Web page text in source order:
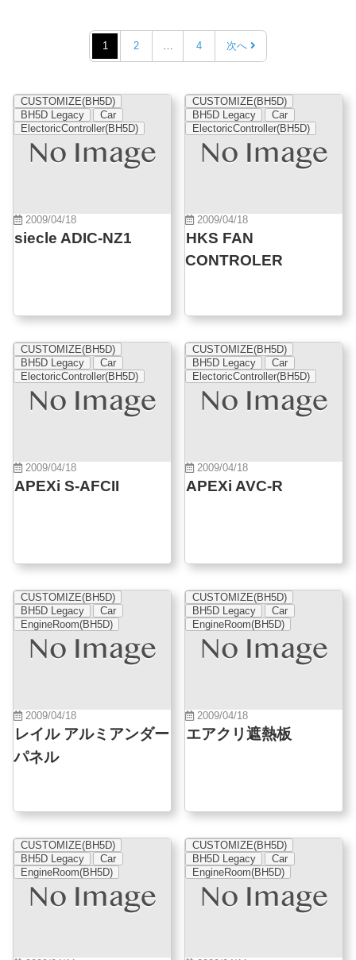
1 2 … 4 次へ
CUSTOMIZE(BH5D)
BH5D Legacy
Car
ElectoricController(BH5D)
2009/04/18
siecle ADIC-NZ1
CUSTOMIZE(BH5D)
BH5D Legacy
Car
ElectoricController(BH5D)
2009/04/18
HKS FAN
CONTROLER
CUSTOMIZE(BH5D)
BH5D Legacy
Car
ElectoricController(BH5D)
2009/04/18
APEXi S-AFCII
CUSTOMIZE(BH5D)
BH5D Legacy
Car
ElectoricController(BH5D)
2009/04/18
APEXi AVC-R
CUSTOMIZE(BH5D)
BH5D Legacy
Car
EngineRoom(BH5D)
2009/04/18
レイル アルミアンダー
パネル
CUSTOMIZE(BH5D)
BH5D Legacy
Car
EngineRoom(BH5D)
2009/04/18
エアクリ遮熱板
CUSTOMIZE(BH5D)
BH5D Legacy
Car
EngineRoom(BH5D)
CUSTOMIZE(BH5D)
BH5D Legacy
Car
EngineRoom(BH5D)